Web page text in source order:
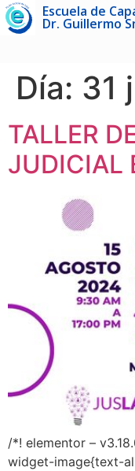
Escuela de
Dr. Guillermo
Día: 31
TALLER
JUDICIAL
/*! elementor –
widget-image{text-